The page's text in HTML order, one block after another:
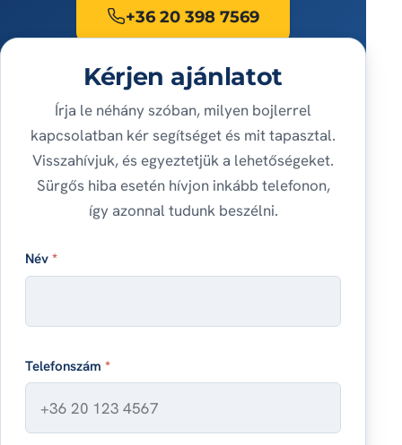
+36 20 398 7569
Kérjen ajánlatot
Írja le néhány szóban, milyen bojlerrel
kapcsolatban kér segítséget és mit tapasztal.
Visszahívjuk, és egyeztetjük a lehetőségeket.
Sürgős hiba esetén hívjon inkább telefonon,
így azonnal tudunk beszélni.
Név*
Telefonszám*